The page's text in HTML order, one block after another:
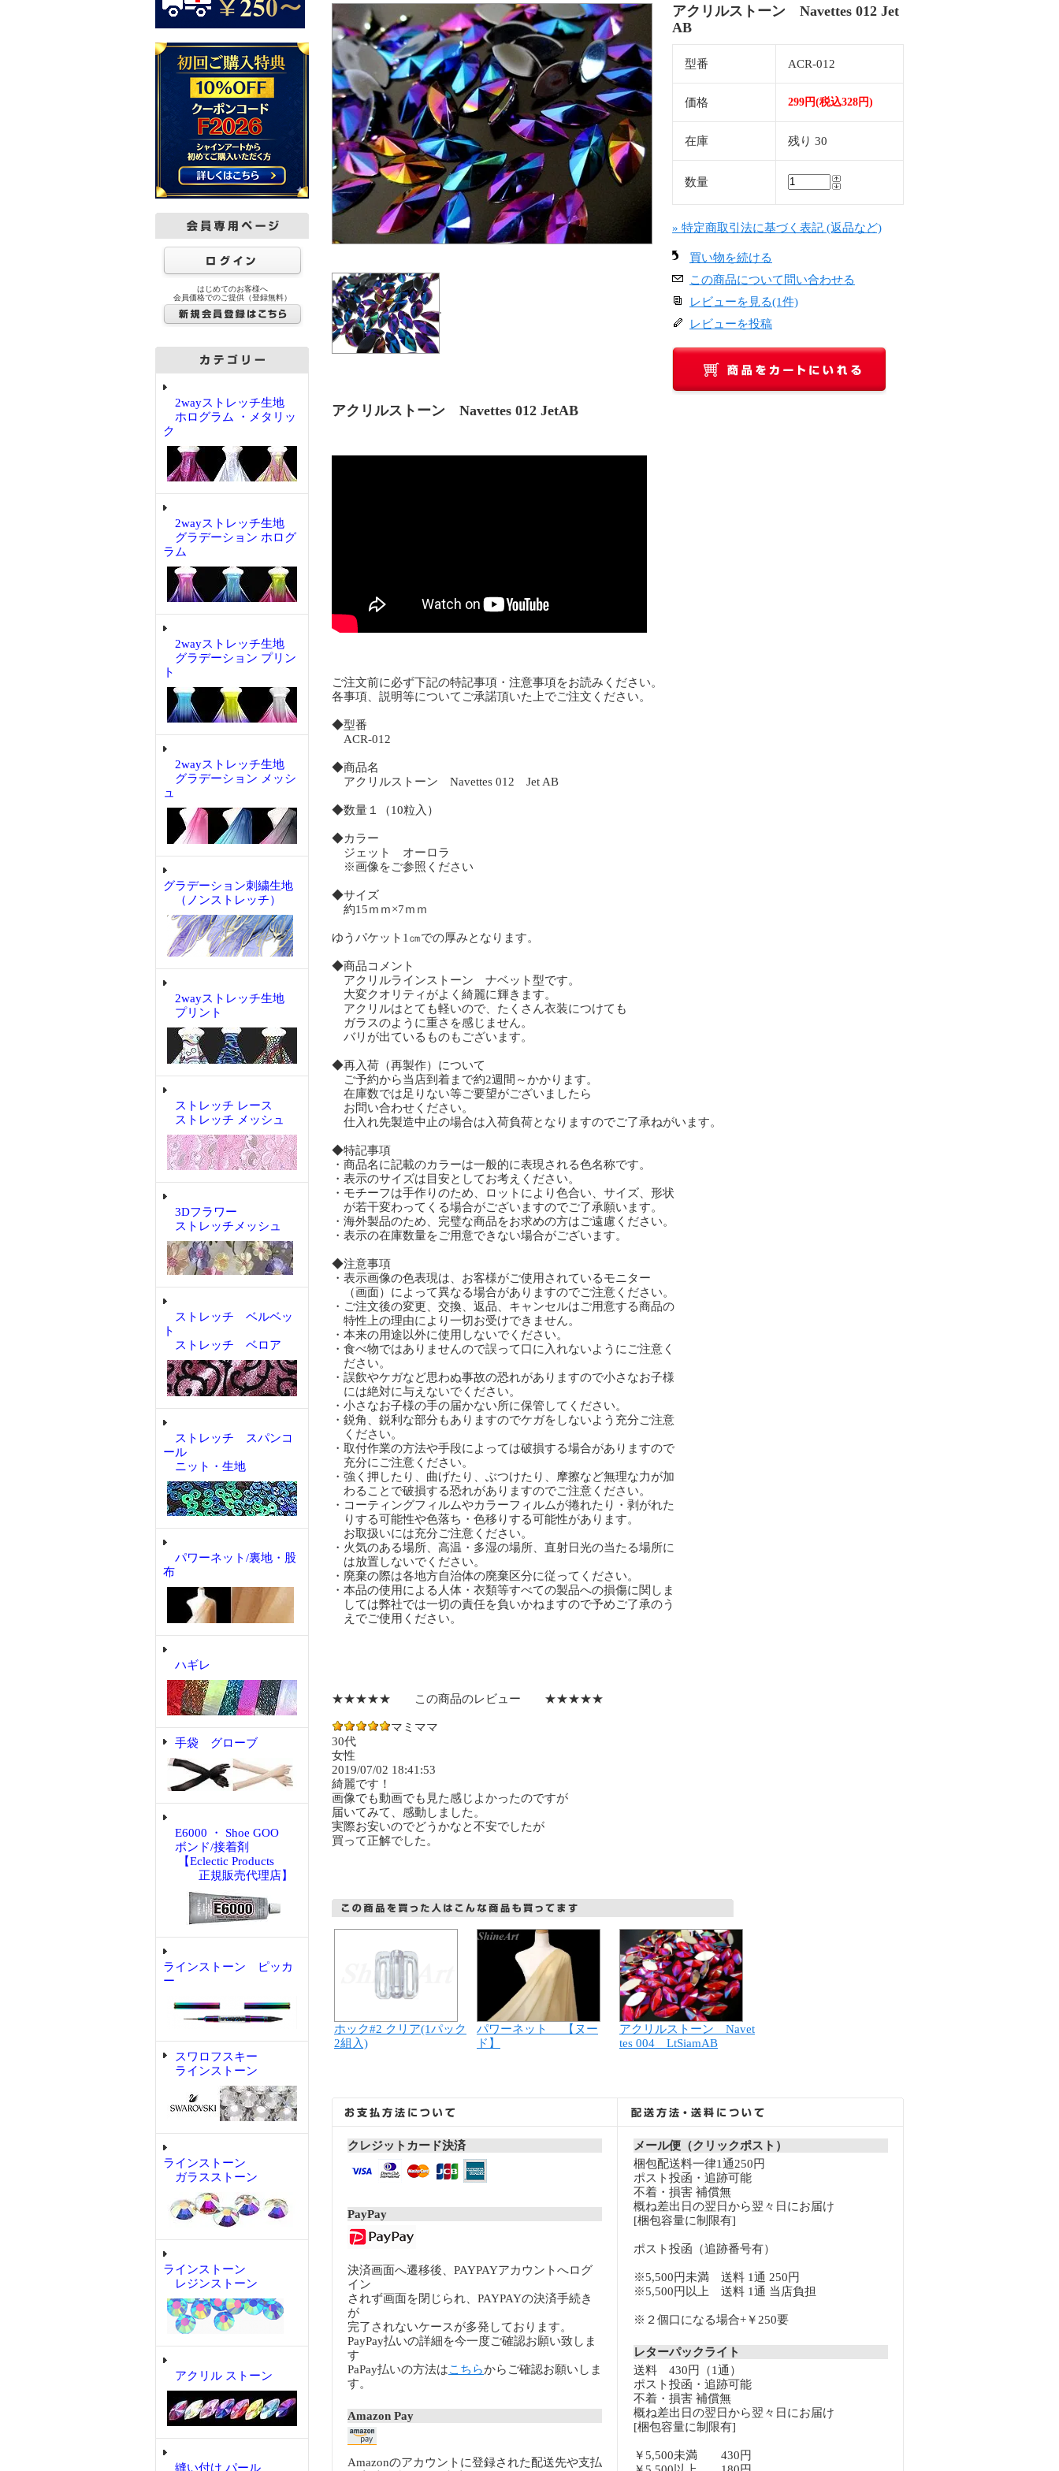
はじめてのお客様へ
会員価格でのご提供（登録無料）
2wayストレッチ生地
ホログラム ・メタリッ
ク
2wayストレッチ生地
グラデーション ホログ
ラム
2wayストレッチ生地
グラデーション プリン
ト
2wayストレッチ生地
グラデーション メッシ
ュ
グラデーション刺繍生地
（ノンストレッチ）
2wayストレッチ生地
プリント
ストレッチ レース
ストレッチ メッシュ
3Dフラワー
ストレッチメッシュ
ストレッチ ベルベッ
ト
ストレッチ ベロア
ストレッチ スパンコ
ール
ニット・生地
パワーネット/裏地・股
布
ハギレ
手袋 グローブ
E6000 ・ Shoe GOO
ボンド/接着剤
【Eclectic Products
正規販売代理店】
ラインストーン ピッカ
ー
スワロフスキー
ラインストーン
ラインストーン
ガラスストーン
ラインストーン
レジンストーン
アクリル ストーン
縫い付け パール
アクリルストーン Navettes 012 Jet
AB
型番 ACR-012
価格 299円(税込328円)
在庫 残り 30
数量
» 特定商取引法に基づく表記 (返品など)
買い物を続ける
この商品について問い合わせる
レビューを見る(1件)
レビューを投稿
アクリルストーン Navettes 012 JetAB
ご注文前に必ず下記の特記事項・注意事項をお読みください。
各事項、説明等についてご承諾頂いた上でご注文ください。
◆型番
ACR-012
◆商品名
アクリルストーン Navettes 012 Jet AB
◆数量１（10粒入）
◆カラー
ジェット オーロラ
※画像をご参照ください
◆サイズ
約15ｍｍ×7ｍｍ
ゆうパケット1㎝での厚みとなります。
◆商品コメント
アクリルラインストーン ナベット型です。
大変クオリティがよく綺麗に輝きます。
アクリルはとても軽いので、たくさん衣装につけても
ガラスのように重さを感じません。
バリが出ているものもございます。
◆再入荷（再製作）について
ご予約から当店到着まで約2週間～かかります。
在庫数では足りない等ご要望がございましたら
お問い合わせください。
仕入れ先製造中止の場合は入荷負荷となりますのでご了承ねがいます。
◆特記事項
・商品名に記載のカラーは一般的に表現される色名称です。
・表示のサイズは目安としてお考えください。
・モチーフは手作りのため、ロットにより色合い、サイズ、形状
が若干変わってくる場合がございますのでご了承願います。
・海外製品のため、完璧な商品をお求めの方はご遠慮ください。
・表示の在庫数量をご用意できない場合がございます。
◆注意事項
・表示画像の色表現は、お客様がご使用されているモニター
（画面）によって異なる場合がありますのでご注意ください。
・ご注文後の変更、交換、返品、キャンセルはご用意する商品の
特性上の理由により一切お受けできません。
・本来の用途以外に使用しないでください。
・食べ物ではありませんので誤って口に入れないようにご注意く
ださい。
・誤飲やケガなど思わぬ事故の恐れがありますので小さなお子様
には絶対に与えないでください。
・小さなお子様の手の届かない所に保管してください。
・鋭角、鋭利な部分もありますのでケガをしないよう充分ご注意
ください。
・取付作業の方法や手段によっては破損する場合がありますので
充分にご注意ください。
・強く押したり、曲げたり、ぶつけたり、摩擦など無理な力が加
わることで破損する恐れがありますのでご注意ください。
・コーティングフィルムやカラーフィルムが捲れたり・剥がれた
りする可能性や色落ち・色移りする可能性があります。
お取扱いには充分ご注意ください。
・火気のある場所、高温・多湿の場所、直射日光の当たる場所に
は放置しないでください。
・廃棄の際は各地方自治体の廃棄区分に従ってください。
・本品の使用による人体・衣類等すべての製品への損傷に関しま
しては弊社では一切の責任を負いかねますので予めご了承のう
えでご使用ください。
★★★★★ この商品のレビュー ★★★★★
マミママ
30代
女性
2019/07/02 18:41:53
綺麗です！
画像でも動画でも見た感じよかったのですが
届いてみて、感動しました。
実際お安いのでどうかなと不安でしたが
買って正解でした。
ホック#2 クリア(1パック
2組入)
パワーネット 【ヌー
ド】
アクリルストーン Navet
tes 004 LtSiamAB
クレジットカード決済
PayPay
決済画面へ遷移後、PAYPAYアカウントへログ
イン
されず画面を閉じられ、PAYPAYの決済手続き
が
完了されないケースが多発しております。
PayPay払いの詳細を今一度ご確認お願い致しま
す
PaPay払いの方法はこちらからご確認お願いしま
す。
Amazon Pay
Amazonのアカウントに登録された配送先や支払
メール便（クリックポスト）
梱包配送料一律1通250円
ポスト投函・追跡可能
不着・損害 補償無
概ね差出日の翌日から翌々日にお届け
[梱包容量に制限有]
ポスト投函（追跡番号有）
※5,500円未満 送料 1通 250円
※5,500円以上 送料 1通 当店負担
※２個口になる場合+￥250要
レターパックライト
送料 430円（1通）
ポスト投函・追跡可能
不着・損害 補償無
概ね差出日の翌日から翌々日にお届け
[梱包容量に制限有]
￥5,500未満 430円